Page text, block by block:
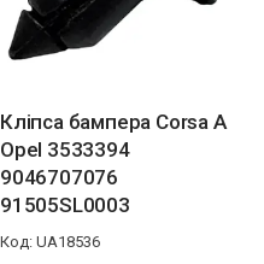
Кліпса бампера Corsa A
Opel 3533394
9046707076
91505SL0003
UA18536